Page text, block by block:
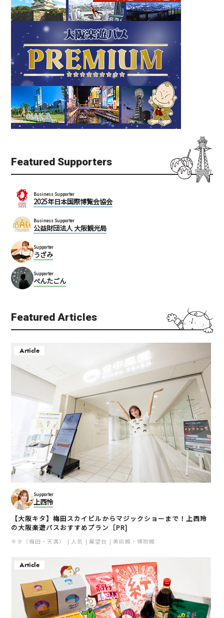
Featured Supporters
Business Supporter
2025年日本国際博覧会協会
Business Supporter
公益財団法人 大阪観光局
Supporter
うざみ
Supporter
ぺんたごん
Featured Articles
Article
Supporter
上西怜
【大阪キタ】梅田スカイビルからマジックショーまで！上西玲
の大阪楽遊パスおすすめプラン［PR]
キタ（梅田・天満） 人気 展望台 美術館・博物館
Article